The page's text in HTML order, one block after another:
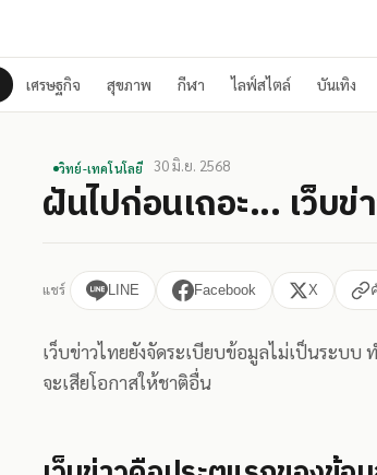
เศรษฐกิจ สุขภาพ กีฬา ไลฟ์สไตล์ บันเทิง
วิทย์-เทคโนโลยี 30 มิ.ย. 2568
ฝันไปก่อนเถอะ... เว็บ
แชร์ LINE Facebook X
เว็บข่าวไทยยังจัดระเบียบข้อมูลไม่เป็นระบ
จะเสียโอกาสให้ชาติอื่น